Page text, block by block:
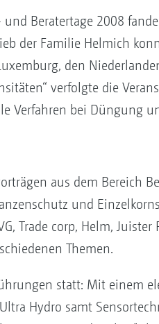
Beratertage 2008
der Familie Helmich
den
verfolgte die
Verfahren bei Düngung
aus dem Bereich
und
Trade corp, Helm,
Themen.
statt: Mit einem
Hydro samt